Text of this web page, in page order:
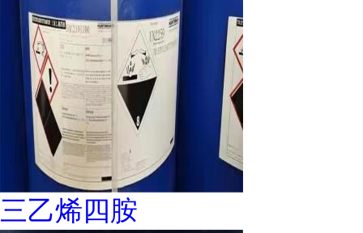
三乙烯四胺